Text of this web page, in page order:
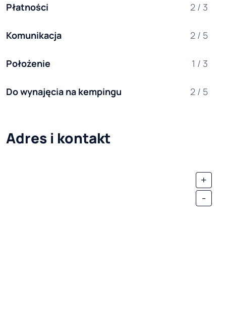
Płatności 2 / 3
Komunikacja 2 / 5
Położenie 1 / 3
Do wynajęcia na kempingu 2 / 5
Adres i kontakt
+
-